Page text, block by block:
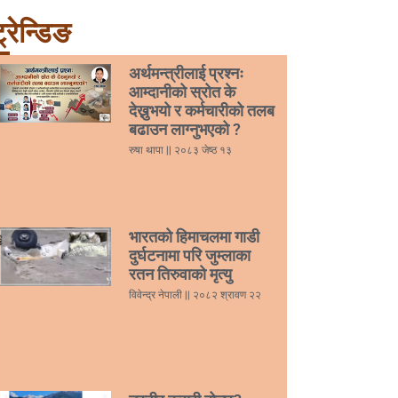
अर्थमन्त्रीलाई प्रश्नः
आम्दानीको स्रोत के
देख्नुभयो र कर्मचारीको तलब
बढाउन लाग्नुभएको ?
रुषा थापा २०८३ जेष्ठ १३
भारतको हिमाचलमा गाडी
दुर्घटनामा परि जुम्लाका
रतन तिरुवाको मृत्यु
विवेन्द्र नेपाली २०८२ श्रावण २२